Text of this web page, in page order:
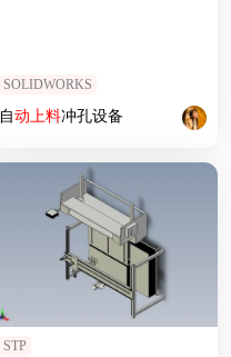
SOLIDWORKS
自动上料冲孔设备
STP